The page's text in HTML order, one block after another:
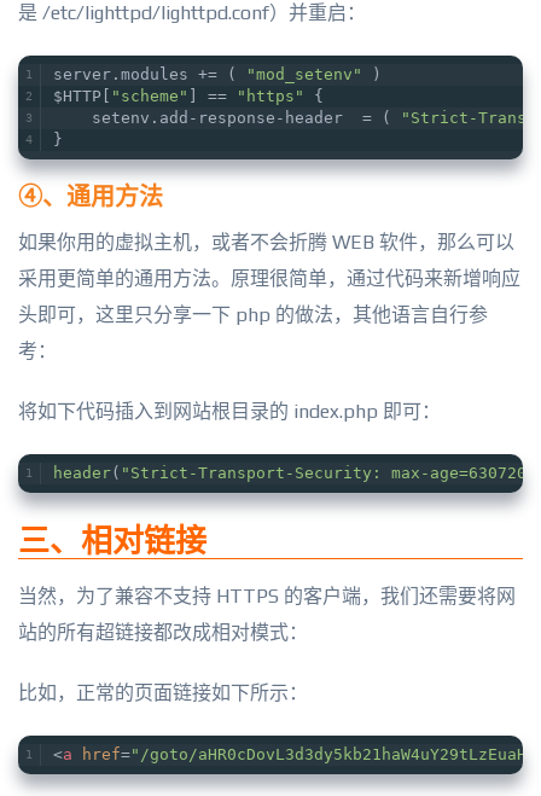
是 /etc/lighttpd/lighttpd.conf）并重启：
server.modules += ( "mod_setenv"
)
$HTTP[
"scheme" ] == "https"
{
    setenv.add-response-header  = (
"Strict-
}
④、通用方法
如果你用的虚拟主机，或者不会折腾 WEB 软件，那么可以
采用更简单的通用方法。原理很简单，通过代码来新增响应
头即可，这里只分享一下 php 的做法，其他语言自行参
考：
将如下代码插入到网站根目录的 index.php 即可：
header( "Strict-Transport-Security: max-
三、相对链接
当然，为了兼容不支持 HTTPS 的客户端，我们还需要将网
站的所有超链接都改成相对模式：
比如，正常的页面链接如下所示：
<a href="/goto/